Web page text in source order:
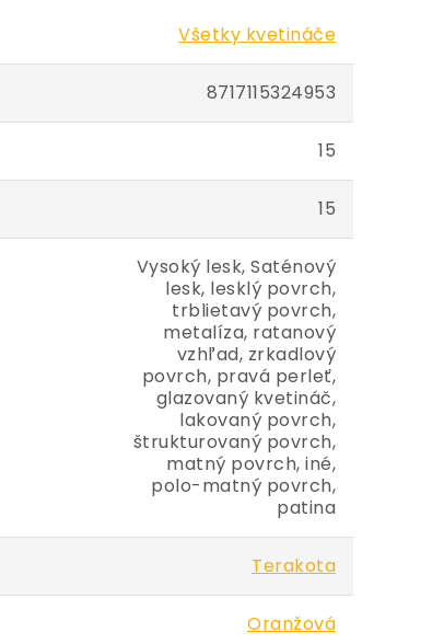
Všetky kvetináče
8717115324953
15
15
Vysoký lesk, Saténový
lesk, lesklý povrch,
trblietavý povrch,
metalíza, ratanový
vzhľad, zrkadlový
povrch, pravá perleť,
glazovaný kvetináč,
lakovaný povrch,
štrukturovaný povrch,
matný povrch, iné,
polo-matný povrch,
patina
Terakota
Oranžová